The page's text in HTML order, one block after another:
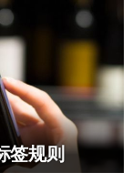
签规则